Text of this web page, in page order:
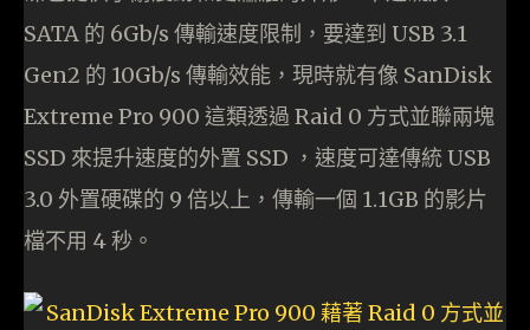
SATA 的 6Gb/s 傳輸速度限制，要達到 USB 3.1
Gen2 的 10Gb/s 傳輸效能，現時就有像 SanDisk
Extreme Pro 900 這類透過 Raid 0 方式並聯兩塊
SSD 來提升速度的外置 SSD ，速度可達傳統 USB
3.0 外置硬碟的 9 倍以上，傳輸一個 1.1GB 的影片
檔不用 4 秒。